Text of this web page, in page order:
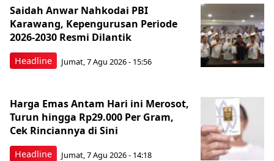
Headline
Saidah Anwar Nahkodai PBI
Karawang, Kepengurusan Periode
2026-2030 Resmi Dilantik
Jumat, 7 Agu 2026 - 15:56
Headline
Harga Emas Antam Hari ini Merosot,
Turun hingga Rp29.000 Per Gram,
Cek Rinciannya di Sini
Jumat, 7 Agu 2026 - 14:18